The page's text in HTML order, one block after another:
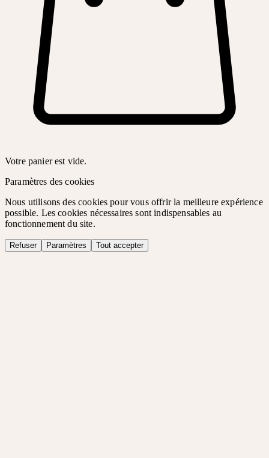
Votre panier est vide.
Paramètres des cookies
Nous utilisons des cookies pour vous offrir la meilleure expérience
possible. Les cookies nécessaires sont indispensables au
fonctionnement du site.
Refuser Paramètres Tout accepter